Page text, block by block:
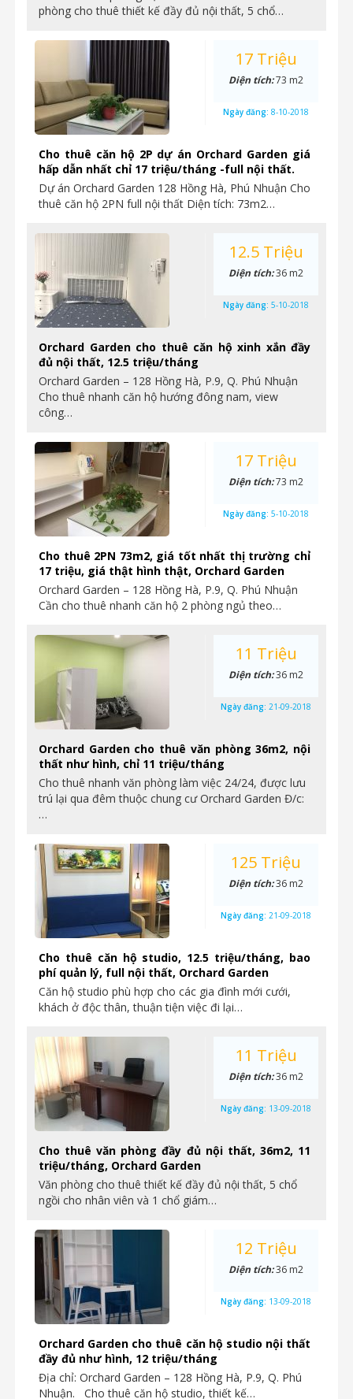
phòng cho thuê thiết kế đầy đủ nội thất, 5 chổ…
Cho thuê căn hộ 2P dự án Orchard Garden giá
hấp dẫn nhất chỉ 17 triệu/tháng -full nội thất.
Dự án Orchard Garden 128 Hồng Hà, Phú Nhuận Cho
thuê căn hộ 2PN full nội thất Diện tích: 73m2…
17 Triệu
Diện tích:73 m2
Ngày đăng: 8-10-2018
Orchard Garden cho thuê căn hộ xinh xắn đầy
đủ nội thất, 12.5 triệu/tháng
Orchard Garden – 128 Hồng Hà, P.9, Q. Phú Nhuận
Cho thuê nhanh căn hộ hướng đông nam, view
công…
12.5 Triệu
Diện tích:36 m2
Ngày đăng: 5-10-2018
Cho thuê 2PN 73m2, giá tốt nhất thị trường chỉ
17 triệu, giá thật hình thật, Orchard Garden
Orchard Garden – 128 Hồng Hà, P.9, Q. Phú Nhuận
Cần cho thuê nhanh căn hộ 2 phòng ngủ theo…
17 Triệu
Diện tích:73 m2
Ngày đăng: 5-10-2018
Orchard Garden cho thuê văn phòng 36m2, nội
thất như hình, chỉ 11 triệu/tháng
Cho thuê nhanh văn phòng làm việc 24/24, được lưu
trú lại qua đêm thuộc chung cư Orchard Garden Đ/c:
…
11 Triệu
Diện tích:36 m2
Ngày đăng: 21-09-2018
Cho thuê căn hộ studio, 12.5 triệu/tháng, bao
phí quản lý, full nội thất, Orchard Garden
Căn hộ studio phù hợp cho các gia đình mới cưới,
khách ở độc thân, thuận tiện việc đi lại…
125 Triệu
Diện tích:36 m2
Ngày đăng: 21-09-2018
Cho thuê văn phòng đầy đủ nội thất, 36m2, 11
triệu/tháng, Orchard Garden
Văn phòng cho thuê thiết kế đầy đủ nội thất, 5 chổ
ngồi cho nhân viên và 1 chổ giám…
11 Triệu
Diện tích:36 m2
Ngày đăng: 13-09-2018
Orchard Garden cho thuê căn hộ studio nội thất
đầy đủ như hình, 12 triệu/tháng
Địa chỉ: Orchard Garden – 128 Hồng Hà, P.9, Q. Phú
Nhuận. Cho thuê căn hộ studio, thiết kế…
12 Triệu
Diện tích:36 m2
Ngày đăng: 13-09-2018